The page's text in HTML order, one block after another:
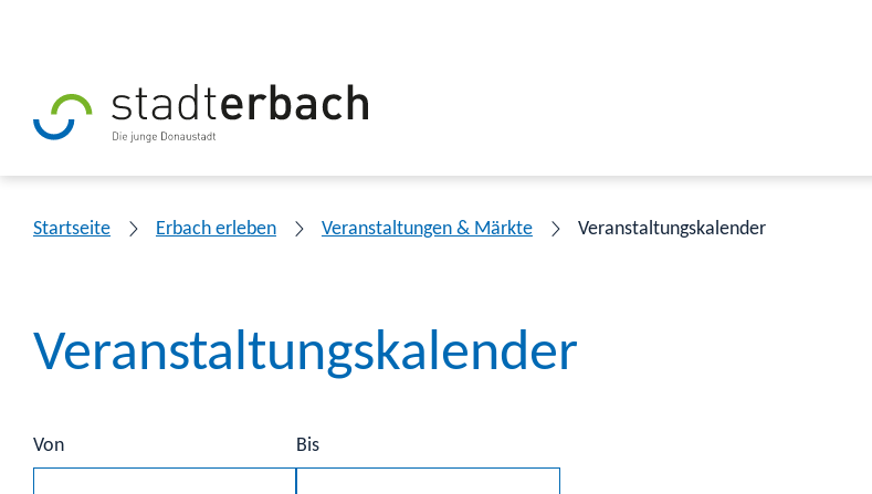
Startseite Erbach erleben Veranstaltungen & Märkte Veranstaltungskalender
Veranstaltungskalender
Von Bis